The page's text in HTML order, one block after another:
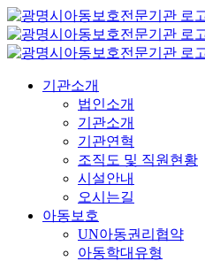
콘
텐
츠
기관소개
법인소개
기관소개
기관연혁
조직도 및 직원현황
시설안내
오시는길
아동보호
UN아동권리협약
아동학대유형